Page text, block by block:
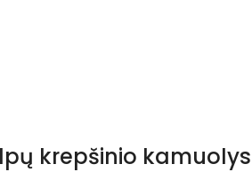
krepšinio